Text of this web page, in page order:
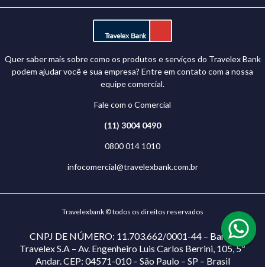
Quer saber mais sobre como os produtos e serviços do Travelex Bank
podem ajudar você e sua empresa? Entre em contato com a nossa
equipe comercial.
Fale com o Comercial
(11) 3004 0490
0800 014 1010
infocomercial@travelexbank.com.br
Travelexbank © todos os direitos reservados
CNPJ DE NÚMERO: 11.703.662/0001-44 – Banco
Travelex S.A – Av. Engenheiro Luis Carlos Berrini, 105, 5º
Andar. CEP: 04571-010 – São Paulo – SP – Brasil